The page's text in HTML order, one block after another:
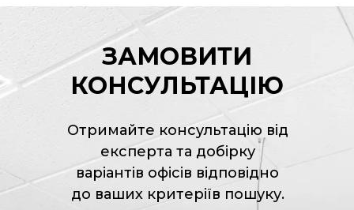
ЗАМОВИТИ
КОНСУЛЬТАЦІЮ
Отримайте консультацію від
експерта та добірку
варіантів офісів відповідно
до ваших критеріїв пошуку.